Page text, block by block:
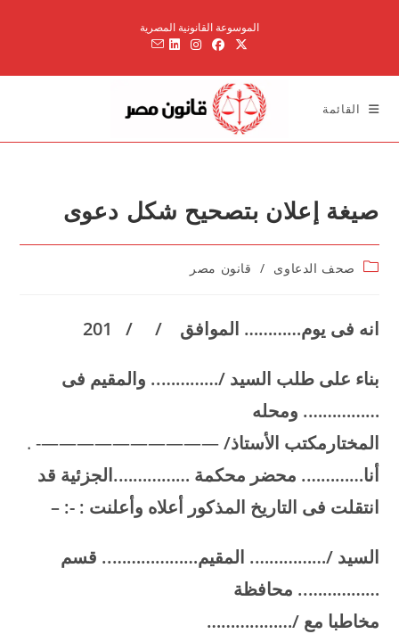
الموسوعة القانونية المصرية
القائمة
صيغة إعلان بتصحيح شكل دعوى
Postصحف الدعاوى / قانون مصر
انه فى يوم………… الموافق / / 201
بناء على طلب السيد /………….. والمقيم فى
……………. ومحله
المختارمكتب الأستاذ/——————————- .
أنا…………. محضر محكمة …………….الجزئية قد
انتقلت فى التاريخ المذكور أعلاه وأعلنت : -: –
السيد /……………. المقيم……………….. قسم
…………….. محافظة
مخاطبا مع /………………